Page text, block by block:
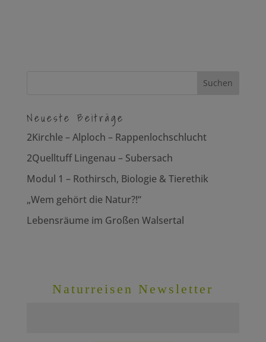
Neueste Beiträge
2Kirchle – Alploch – Rappenlochschlucht
2Quelltuff Lingenau – Subersach
Modul 1 – Rothirsch, Biologie & Tierethik
„Wem gehört die Natur?!“
Lebensräume im Großen Walsertal
Naturreisen Newsletter